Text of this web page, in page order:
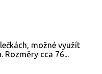
možné využít
Rozměry cca 76...